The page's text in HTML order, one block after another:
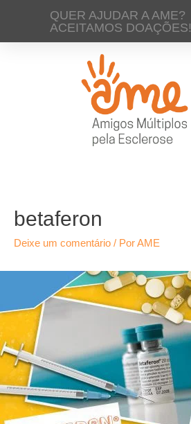
QUER AJUDAR A AME?
ACEITAMOS DOAÇÕES!
betaferon
Deixe um comentário / PorAME